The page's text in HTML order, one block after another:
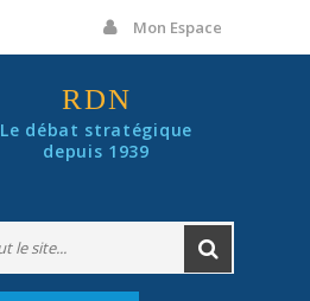
Mon Espace
RDN
Le débat stratégique
depuis 1939